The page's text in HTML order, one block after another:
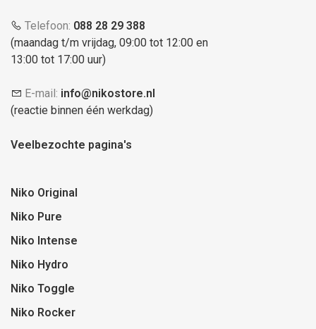
Telefoon: 088 28 29 388
(maandag t/m vrijdag, 09:00 tot 12:00 en
13:00 tot 17:00 uur)
E-mail: info@nikostore.nl
(reactie binnen één werkdag)
Veelbezochte pagina's
Niko Original
Niko Pure
Niko Intense
Niko Hydro
Niko Toggle
Niko Rocker